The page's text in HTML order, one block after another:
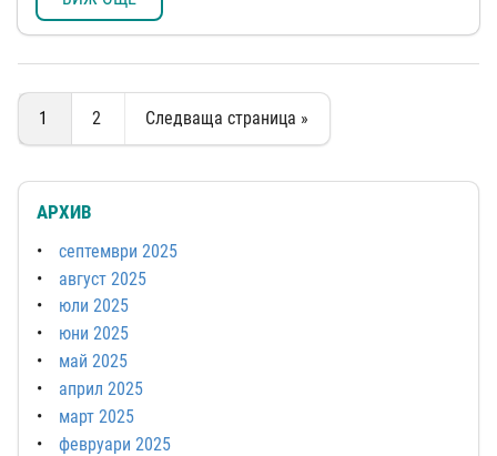
1 2 Следваща страница »
АРХИВ
септември 2025
август 2025
юли 2025
юни 2025
май 2025
април 2025
март 2025
февруари 2025